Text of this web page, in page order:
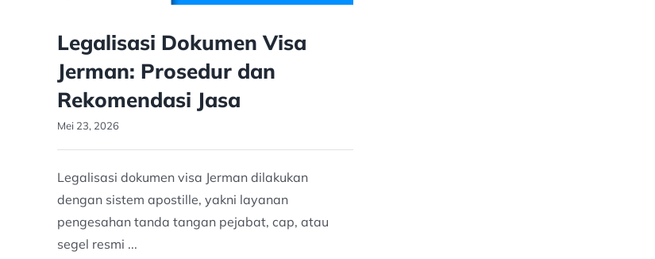
Legalisasi Dokumen Visa
Jerman: Prosedur dan
Rekomendasi Jasa
Mei 23, 2026
Legalisasi dokumen visa Jerman dilakukan
dengan sistem apostille, yakni layanan
pengesahan tanda tangan pejabat, cap, atau
segel resmi ...